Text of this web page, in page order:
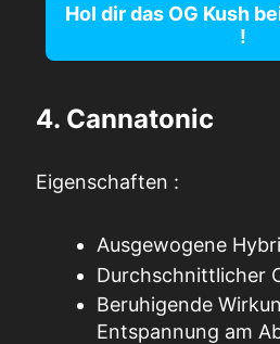
Hol dir das OG Kush
!
4. Cannatonic
Eigenschaften :
Ausgewogene
Durchschnittlicher
Beruhigende
Entspannung am